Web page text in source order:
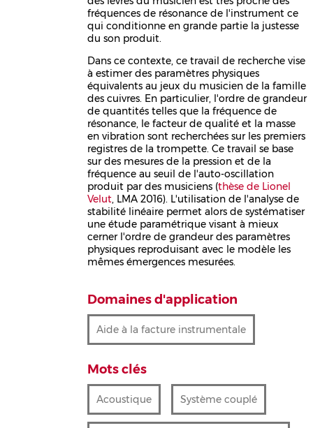
fréquences de résonance de l'instrument ce
qui conditionne en grande partie la justesse
du son produit.
Dans ce contexte, ce travail de recherche vise
à estimer des paramètres physiques
équivalents au jeux du musicien de la famille
des cuivres. En particulier, l'ordre de grandeur
de quantités telles que la fréquence de
résonance, le facteur de qualité et la masse
en vibration sont recherchées sur les premiers
registres de la trompette. Ce travail se base
sur des mesures de la pression et de la
fréquence au seuil de l'auto-oscillation
produit par des musiciens (thèse de Lionel
Velut, LMA 2016). L'utilisation de l'analyse de
stabilité linéaire permet alors de systématiser
une étude paramétrique visant à mieux
cerner l'ordre de grandeur des paramètres
physiques reproduisant avec le modèle les
mêmes émergences mesurées.
Domaines d'application
Aide à la facture instrumentale
Mots clés
Acoustique Système couplé